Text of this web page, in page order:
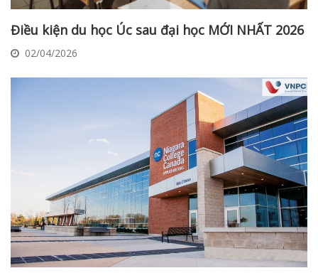
Điều kiện du học Úc sau đại học MỚI NHẤT 2026
02/04/2026